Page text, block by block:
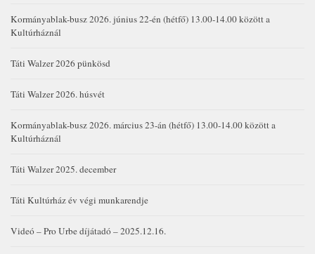
Kormányablak-busz 2026. június 22-én (hétfő) 13.00-14.00 között a
Kultúrháznál
Táti Walzer 2026 pünkösd
Táti Walzer 2026. húsvét
Kormányablak-busz 2026. március 23-án (hétfő) 13.00-14.00 között a
Kultúrháznál
Táti Walzer 2025. december
Táti Kultúrház év végi munkarendje
Videó – Pro Urbe díjátadó – 2025.12.16.